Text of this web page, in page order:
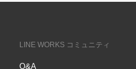
LINE WORKS コミュニティ
Q&A